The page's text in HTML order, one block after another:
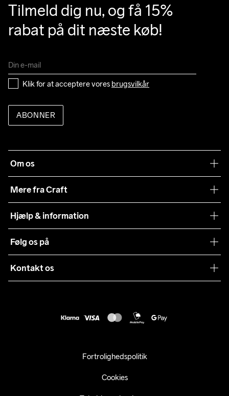
Tilmeld dig nu, og få 15%
rabat på dit næste køb!
Klik for at acceptere vores brugsvilkår
ABONNER
Om os
Mere fra Craft
Samarbejder
Presse
Sustainability
Hjælp & information
Levering
Kundeservice
Følg os på
Kontakt os
Fortrolighedspolitik
Cookies